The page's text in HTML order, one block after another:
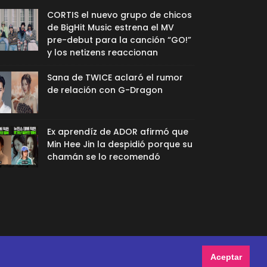
Aceptar
CORTIS el nuevo grupo de chicos
de BigHit Music estrena el MV
pre-debut para la canción “GO!”
y los netizens reaccionan
Sana de TWICE aclaró el rumor
de relación con G-Dragon
Ex aprendíz de ADOR afirmó que
Min Hee Jin la despidió porque su
chamán se lo recomendó